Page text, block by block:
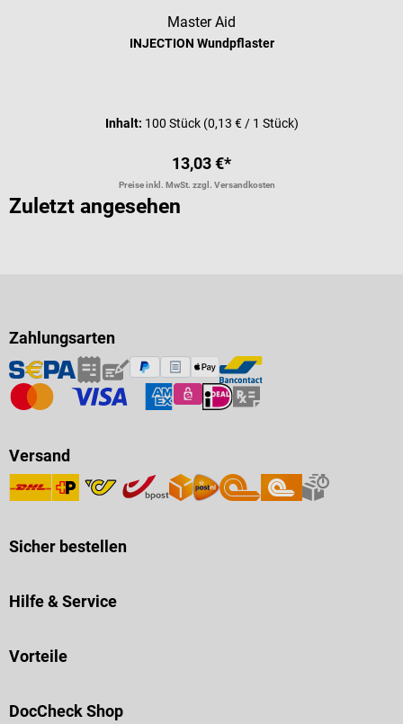
Master Aid
INJECTION Wundpflaster
Inhalt: 100 Stück (0,13 € / 1 Stück)
13,03 €*
Preise inkl. MwSt. zzgl. Versandkosten
Zuletzt angesehen
Zahlungsarten
Versand
Sicher bestellen
Hilfe & Service
Vorteile
DocCheck Shop